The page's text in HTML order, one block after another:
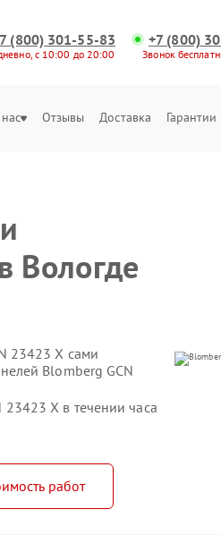
(800) 301-55-83
с 10:00 до 20:00
+7 (800)
Звонок
Отзывы Доставка Гарантии
Вологде
23423 X сами
Blomberg GCN
X в течении часа
работ